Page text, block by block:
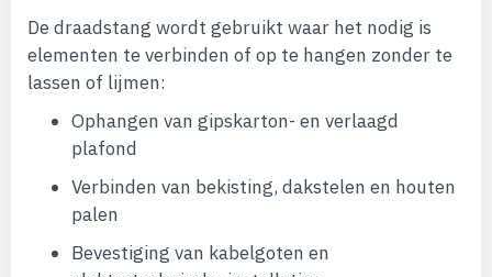
De draadstang wordt gebruikt waar het nodig is
elementen te verbinden of op te hangen zonder te
lassen of lijmen:
Ophangen van gipskarton- en verlaagd
plafond
Verbinden van bekisting, dakstelen en houten
palen
Bevestiging van kabelgoten en